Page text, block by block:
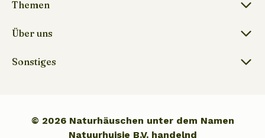
Themen
Über uns
Sonstiges
© 2026 Naturhäuschen unter dem Namen
Natuurhuisje B.V. handelnd